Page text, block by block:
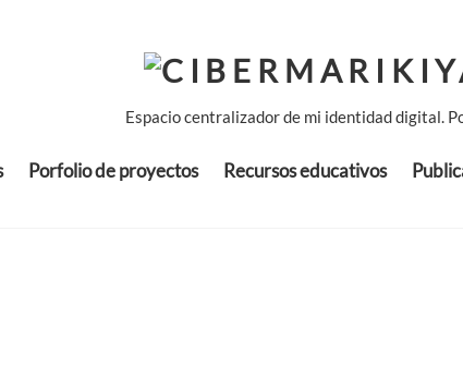
Espacio centralizador de mi identidad digital.
Porfolio de proyectos Recursos educativos